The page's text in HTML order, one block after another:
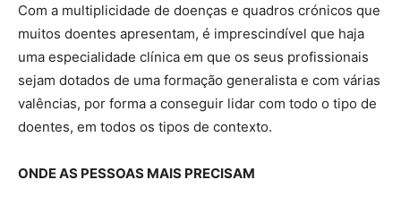
Com a multiplicidade de doenças e quadros crónicos que
muitos doentes apresentam, é imprescindível que haja
uma especialidade clínica em que os seus profissionais
sejam dotados de uma formação generalista e com várias
valências, por forma a conseguir lidar com todo o tipo de
doentes, em todos os tipos de contexto.
ONDE AS PESSOAS MAIS PRECISAM